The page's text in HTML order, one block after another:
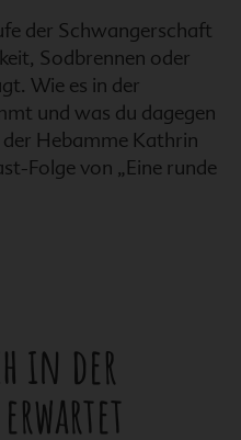
der Schwangerschaft
Sodbrennen oder
Wie es in der
und was du dagegen
Hebamme Kathrin
Folge von „Eine runde
in der